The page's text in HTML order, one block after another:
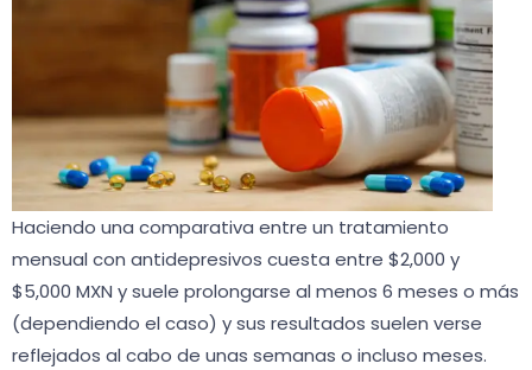
Haciendo una comparativa entre un tratamiento
mensual con antidepresivos cuesta entre $2,000 y
$5,000 MXN y suele prolongarse al menos 6 meses o más
(dependiendo el caso) y sus resultados suelen verse
reflejados al cabo de unas semanas o incluso meses.